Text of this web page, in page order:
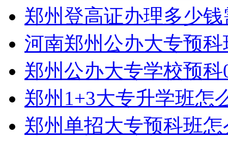
郑州登高证办理多少
河南郑州公办大专预
郑州公办大专学校预
郑州1+3大专升学班怎
郑州单招大专预科班